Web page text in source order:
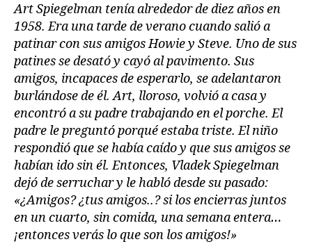
Art Spiegelman tenía alrededor de diez años en
1958. Era una tarde de verano cuando salió a
patinar con sus amigos Howie y Steve. Uno de sus
patines se desató y cayó al pavimento. Sus
amigos, incapaces de esperarlo, se adelantaron
burlándose de él. Art, lloroso, volvió a casa y
encontró a su padre trabajando en el porche. El
padre le preguntó porqué estaba triste. El niño
respondió que se había caído y que sus amigos se
habían ido sin él. Entonces, Vladek Spiegelman
dejó de serruchar y le habló desde su pasado:
«¿Amigos? ¿tus amigos..? si los encierras juntos
en un cuarto, sin comida, una semana entera…
¡entonces verás lo que son los amigos!»